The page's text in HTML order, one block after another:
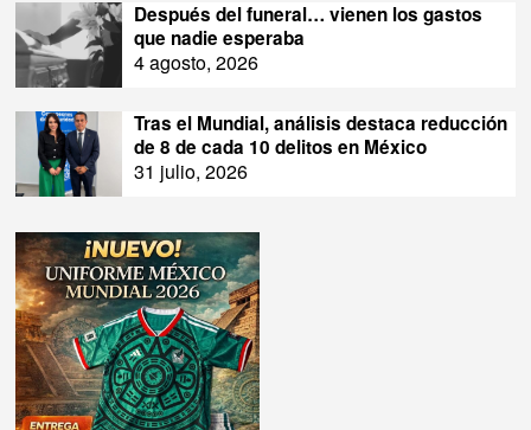
Después del funeral… vienen los gastos
que nadie esperaba
4 agosto, 2026
Tras el Mundial, análisis destaca reducción
de 8 de cada 10 delitos en México
31 julio, 2026